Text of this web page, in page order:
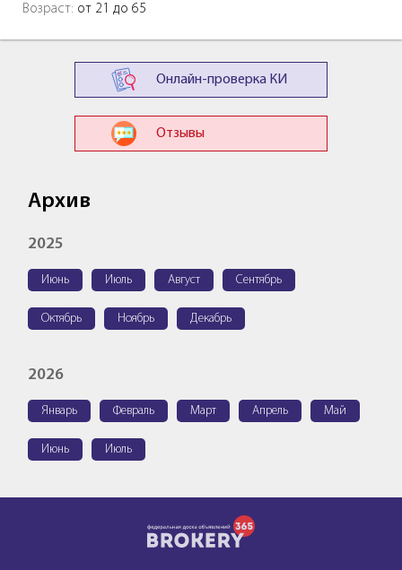
Возраст: от 21 до 65
Онлайн-проверка КИ
Отзывы
Архив
2025
Июнь Июль Август Сентябрь
Октябрь Ноябрь Декабрь
2026
Январь Февраль Март Апрель Май
Июнь Июль